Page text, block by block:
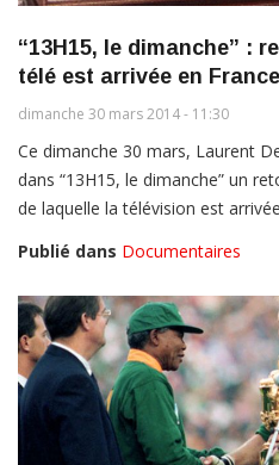
“13H15, le dimanche” :
télé est arrivée en France
dimanche 30 mars 2014 - 11:30
Ce dimanche 30 mars, Laurent
dans “13H15, le dimanche” un
de laquelle la télévision est
Publié dans Documentaires